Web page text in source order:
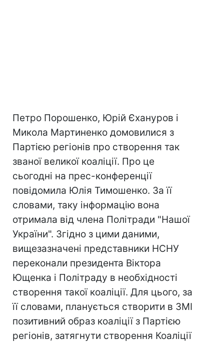
Петро Порошенко, Юрій Єхануров і
Микола Мартиненко домовилися з
Партією регіонів про створення так
званої великої коаліції. Про це
сьогодні на прес-конференції
повідомила Юлія Тимошенко. За її
словами, таку інформацію вона
отримала від члена Політради "Нашої
України". Згідно з цими даними,
вищезазначені представники НСНУ
переконали президента Віктора
Ющенка і Політраду в необхідності
створення такої коаліції. Для цього, за
її словами, планується створити в ЗМІ
позитивний образ коаліції з Партією
регіонів, затягнути створення Коаліції